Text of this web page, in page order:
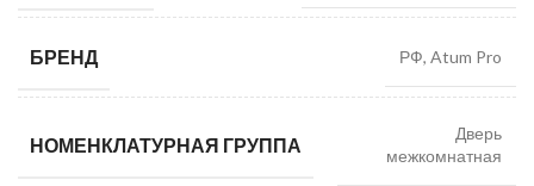
БРЕНД РФ, Atum Pro
НОМЕНКЛАТУРНАЯ ГРУППА
Дверь
межкомнатная